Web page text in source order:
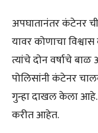
अपघातानंतर कंटेनर
यावर कोणाचा विश्वास
त्यांचे दोन वर्षाचे
पोलिसांनी कंटेनर
गुन्हा दाखल केला
करीत आहेत.